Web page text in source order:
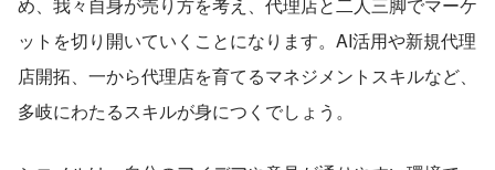
め、我々自身が売り方を考え、代理店と二人三脚でマーケ
ットを切り開いていくことになります。AI活用や新規代理
店開拓、一から代理店を育てるマネジメントスキルなど、
多岐にわたるスキルが身につくでしょう。